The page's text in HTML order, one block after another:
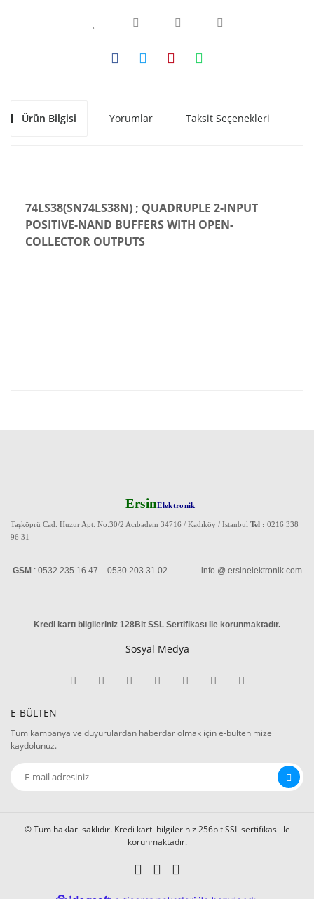
Ürün Bilgisi Yorumlar Taksit Seçenekleri
74LS38(SN74LS38N) ; QUADRUPLE 2-INPUT
POSITIVE-NAND BUFFERS WITH OPEN-
COLLECTOR OUTPUTS
ErsinElektronik
Taşköprü Cad. Huzur Apt. No:30/2 Acıbadem 34716 / Kadıköy / Istanbul Tel : 0216 338
96 31
GSM : 0532 235 16 47 - 0530 203 31 02 info @ ersinelektronik.com
Kredi kartı bilgileriniz 128Bit SSL Sertifikası ile korunmaktadır.
Sosyal Medya
E-BÜLTEN
Tüm kampanya ve duyurulardan haberdar olmak için e-bültenimize
kaydolunuz.
© Tüm hakları saklıdır. Kredi kartı bilgileriniz 256bit SSL sertifikası ile
korunmaktadır.